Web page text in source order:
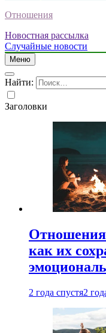
Отношения
Новостная рассылка
Случайные новости
Меню
Найти:
Заголовки
Отношения
как их
2 года спустя2